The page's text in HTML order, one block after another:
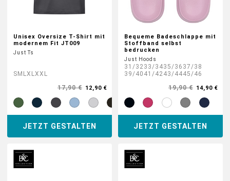
Unisex Oversize T-Shirt mit
modernem Fit JT009
Just Ts
S M LXLXXL
17,90 € 12,90 €
JETZT GESTALTEN
Bequeme Badeschlappe mit
Stoffband selbst
bedrucken
Just Hoods
31/3233/3435/36 37/38
39/40 41/4243/4445/46
19,90 € 14,90 €
JETZT GESTALTEN